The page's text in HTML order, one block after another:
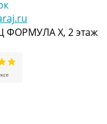
ФОРМУЛА Х, 2 этаж